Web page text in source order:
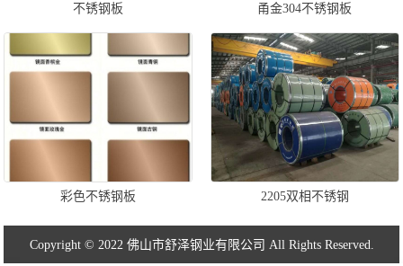
不锈钢板 甬金304不锈钢板
彩色不锈钢板 2205双相不锈钢
Copyright © 2022 佛山市舒泽钢业有限公司 All Rights Reserved.